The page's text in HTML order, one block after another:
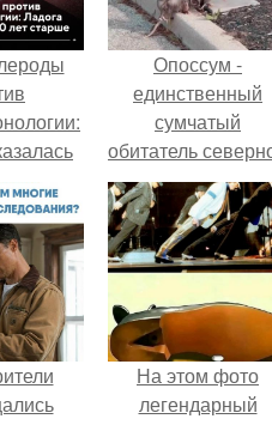
Опоссум -
единственный
сумчатый
обитатель
америки.
На этом фото
легендарный